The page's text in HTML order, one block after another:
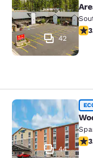
42
44